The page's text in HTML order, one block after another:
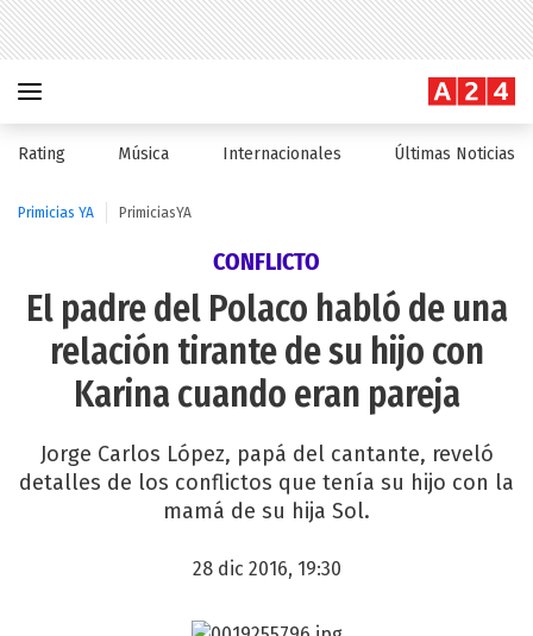
Rating Música Internacionales Últimas Noticias
Primicias YA PrimiciasYA
CONFLICTO
El padre del Polaco habló de una
relación tirante de su hijo con
Karina cuando eran pareja
Jorge Carlos López, papá del cantante, reveló
detalles de los conflictos que tenía su hijo con la
mamá de su hija Sol.
28 dic 2016, 19:30